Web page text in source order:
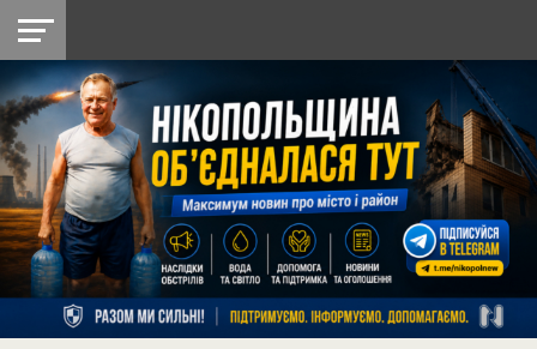
НІКОПОЛЬ
РАЙОН
СІЧЕСЛАВСЬКА
УКРАЇНА
РЕТРО
НІКОПОЛЬ
ЛАЙТ
УКРАЇНА
ДОПОМОГА
РАДІО